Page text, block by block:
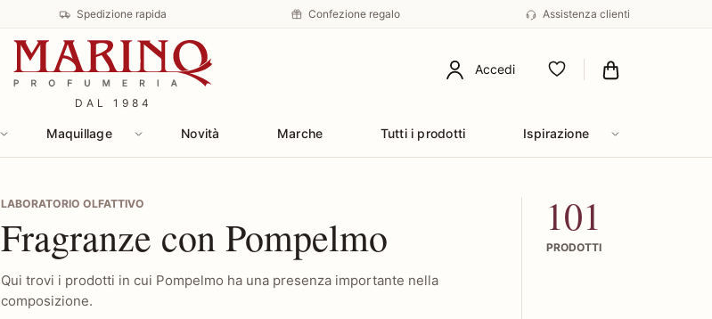
Spedizione rapida Confezione regalo Assistenza clienti
DAL 1984
Accedi
Preferiti
Maquillage Novità Marche Tutti i prodotti Ispirazione
LABORATORIO OLFATTIVO
Fragranze con Pompelmo
Qui trovi i prodotti in cui Pompelmo ha una presenza importante nella
composizione.
101
PRODOTTI